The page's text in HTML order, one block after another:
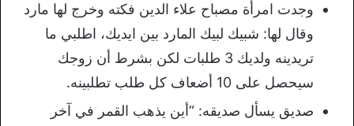
وجدت امرأة مصباح علاء الدين فكته وخرج لها مارد
وقال لها: شبيك لبيك المارد بين ايديك، اطلبي ما
تريدينه ولديك 3 طلبات لكن بشرط أن زوجك
سيحصل على 10 أضعاف كل طلب تطلبينه.
صديق يسأل صديقه: “أين يذهب القمر في آخر